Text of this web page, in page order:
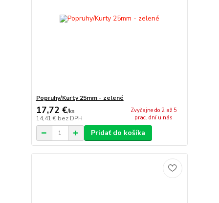
Popruhy/Kurty 25mm - zelené
17,72 €/ks
14,41 € bez DPH
Zvyčajne do 2 až 5
prac. dní u nás
Pridať do košíka